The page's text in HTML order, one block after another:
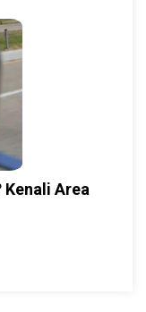
Kenali Area